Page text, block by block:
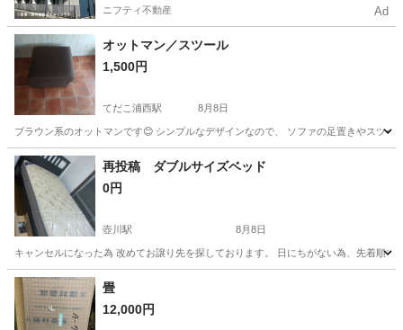
ニフティ不動産 Ad
オットマン／スツール
1,500円
てだこ浦西駅 8月8日
ブラウン系のオットマンです😊 シンプルなデザインなので、 ソファの足置きやスツ
沖縄 沖縄市 てだこ浦西駅 椅子
再投稿 ダブルサイズベッド
0円
壺川駅 8月8日
キャンセルになった為 改めてお譲り先を探しております。 日にちがない為、先着順
沖縄 那覇市
畳
12,000円